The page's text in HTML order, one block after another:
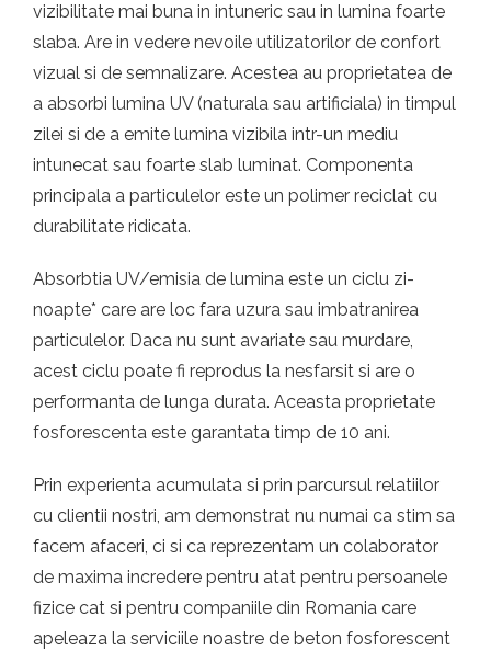
vizibilitate mai buna in intuneric sau in lumina foarte
slaba. Are in vedere nevoile utilizatorilor de confort
vizual si de semnalizare. Acestea au proprietatea de
a absorbi lumina UV (naturala sau artificiala) in timpul
zilei si de a emite lumina vizibila intr-un mediu
intunecat sau foarte slab luminat. Componenta
principala a particulelor este un polimer reciclat cu
durabilitate ridicata.
Absorbtia UV/emisia de lumina este un ciclu zi-
noapte* care are loc fara uzura sau imbatranirea
particulelor. Daca nu sunt avariate sau murdare,
acest ciclu poate fi reprodus la nesfarsit si are o
performanta de lunga durata. Aceasta proprietate
fosforescenta este garantata timp de 10 ani.
Prin experienta acumulata si prin parcursul relatiilor
cu clientii nostri, am demonstrat nu numai ca stim sa
facem afaceri, ci si ca reprezentam un colaborator
de maxima incredere pentru atat pentru persoanele
fizice cat si pentru companiile din Romania care
apeleaza la serviciile noastre de beton fosforescent